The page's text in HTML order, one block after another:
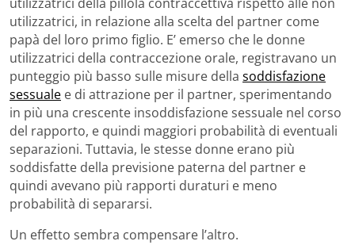
utilizzatrici della pillola contraccettiva rispetto alle non
utilizzatrici, in relazione alla scelta del partner come
papà del loro primo figlio. E’ emerso che le donne
utilizzatrici della contraccezione orale, registravano un
punteggio più basso sulle misure della soddisfazione
sessuale e di attrazione per il partner, sperimentando
in più una crescente insoddisfazione sessuale nel corso
del rapporto, e quindi maggiori probabilità di eventuali
separazioni. Tuttavia, le stesse donne erano più
soddisfatte della previsione paterna del partner e
quindi avevano più rapporti duraturi e meno
probabilità di separarsi.
Un effetto sembra compensare l’altro.